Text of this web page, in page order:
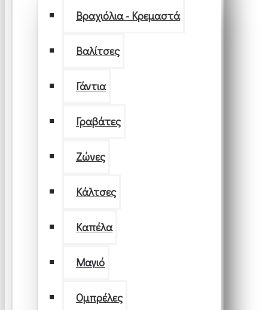
Βραχιόλια - Κρεμαστά
Βαλίτσες
Γάντια
Γραβάτες
Ζώνες
Κάλτσες
Καπέλα
Μαγιό
Ομπρέλες